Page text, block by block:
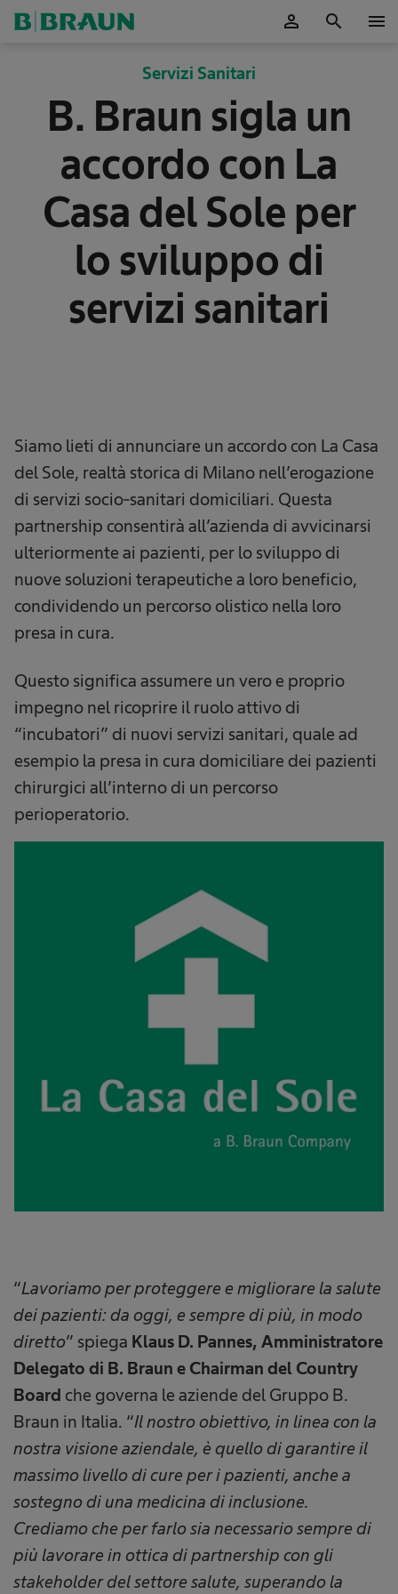
person search menu
Servizi Sanitari
B. Braun sigla un
accordo con La
Casa del Sole per
lo sviluppo di
servizi sanitari
Siamo lieti di annunciare un accordo con La Casa
del Sole, realtà storica di Milano nell’erogazione
di servizi socio-sanitari domiciliari. Questa
partnership consentirà all’azienda di avvicinarsi
ulteriormente ai pazienti, per lo sviluppo di
nuove soluzioni terapeutiche a loro beneficio,
condividendo un percorso olistico nella loro
presa in cura.
Questo significa assumere un vero e proprio
impegno nel ricoprire il ruolo attivo di
“incubatori” di nuovi servizi sanitari, quale ad
esempio la presa in cura domiciliare dei pazienti
chirurgici all’interno di un percorso
perioperatorio.
“Lavoriamo per proteggere e migliorare la salute
dei pazienti: da oggi, e sempre di più, in modo
diretto” spiega Klaus D. Pannes, Amministratore
Delegato di B. Braun e Chairman del Country
Board che governa le aziende del Gruppo B.
Braun in Italia. “Il nostro obiettivo, in linea con la
nostra visione aziendale, è quello di garantire il
massimo livello di cure per i pazienti, anche a
sostegno di una medicina di inclusione.
Crediamo che per farlo sia necessario sempre di
più lavorare in ottica di partnership con gli
stakeholder del settore salute, superando la